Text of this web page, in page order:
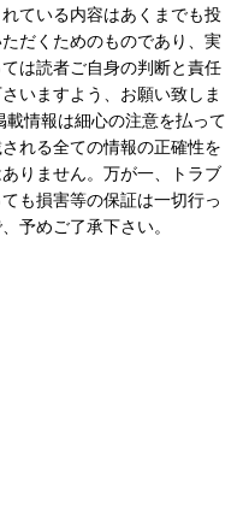
ている内容はあくまでも投
だくためのものであり、実
は読者ご自身の判断と責任
いますよう、お願い致しま
載情報は細心の注意を払って
れる全ての情報の正確性を
りません。万が一、トラブ
も損害等の保証は一切行っ
予めご了承下さい。